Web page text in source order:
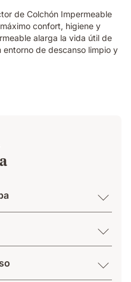
de Colchón Impermeable
confort, higiene y
alarga la vida útil de
de descanso limpio y